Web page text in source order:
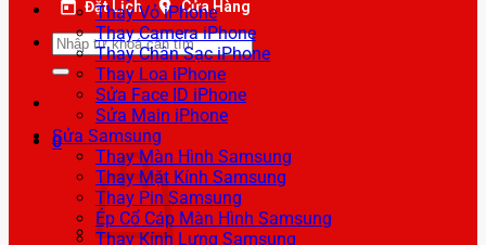
Đặt Lịch Cửa Hàng
Tìm
kiếm:
0
Thay Vỏ iPhone
Thay Camera iPhone
Thay Chân Sạc iPhone
Thay Loa iPhone
Sửa Face ID iPhone
Sửa Main iPhone
Sửa Samsung
Thay Màn Hình Samsung
Thay Mặt Kính Samsung
Thay Pin Samsung
Ép Cổ Cáp Màn Hình Samsung
Thay Kính Lưng Samsung